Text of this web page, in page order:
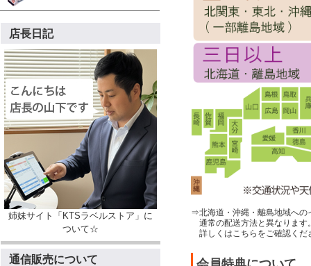
店長日記
姉妹サイト「KTSラベルストア」に
ついて☆
通信販売について
⇒北海道・沖縄・離島地域への
通常の配送方法と異なります
詳しくはこちらをご確認くだ